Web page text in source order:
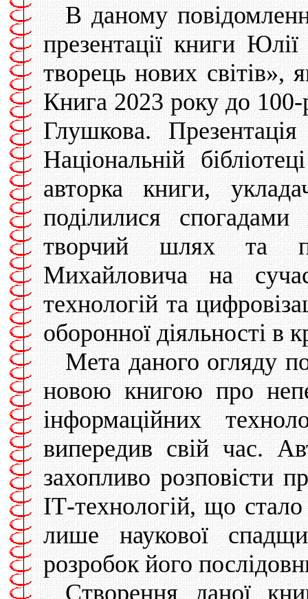
В даному
презентації книги
творець нових
Книга 2023 року до
Глушкова.
Національній
авторка книги,
поділилися
творчий шлях та
Михайловича на
технологій та
оборонної діяльності в
Мета даного огляду
новою книгою про
інформаційних
випередив свій час.
захопливо розповісти
ІТ-технологій, що
лише наукової
розробок його
Створення даної